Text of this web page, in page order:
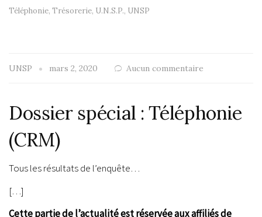
Téléphonie, Trésorerie, U.N.S.P., UNSP
UNSP mars 2, 2020 Aucun commentaire
Dossier spécial : Téléphonie
(CRM)
Tous les résultats de l’enquête…
[…]
Cette partie de l’actualité est réservée aux affiliés de